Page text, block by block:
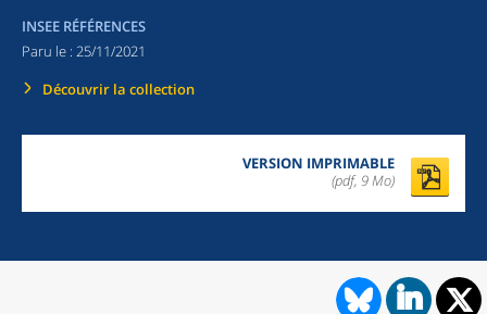
INSEE RÉFÉRENCES
Paru le : 25/11/2021
Découvrir la collection
VERSION IMPRIMABLE
(pdf, 9 Mo)